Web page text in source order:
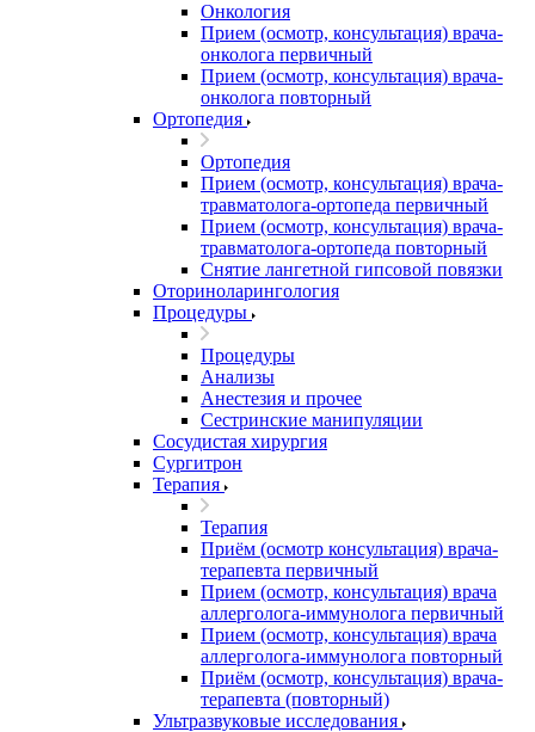
Онкология
Прием (осмотр, консультация) врача-
онколога первичный
Прием (осмотр, консультация) врача-
онколога повторный
Ортопедия
Ортопедия
Прием (осмотр, консультация) врача-
травматолога-ортопеда первичный
Прием (осмотр, консультация) врача-
травматолога-ортопеда повторный
Снятие лангетной гипсовой повязки
Оториноларингология
Процедуры
Процедуры
Анализы
Анестезия и прочее
Сестринские манипуляции
Сосудистая хирургия
Сургитрон
Терапия
Терапия
Приём (осмотр консультация) врача-
терапевта первичный
Прием (осмотр, консультация) врача
аллерголога-иммунолога первичный
Прием (осмотр, консультация) врача
аллерголога-иммунолога повторный
Приём (осмотр, консультация) врача-
терапевта (повторный)
Ультразвуковые исследования